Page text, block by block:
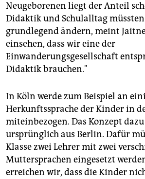
Neugeborenen liegt der Anteil
Didaktik und Schulalltag
grundlegend ändern, meint
einsehen, dass wir eine der
Einwanderungsgesellschaft
Didaktik brauchen."
In Köln werde zum Beispiel an
Herkunftssprache der Kinder in
miteinbezogen. Das Konzept
ursprünglich aus Berlin. Dafür
Klasse zwei Lehrer mit zwei
Muttersprachen eingesetzt
erreichen wir, dass die Kinder